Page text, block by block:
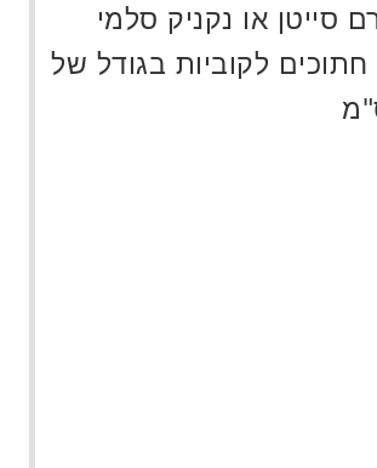
סייטן או נקניק סלמי
חתוכים לקוביות בגודל של